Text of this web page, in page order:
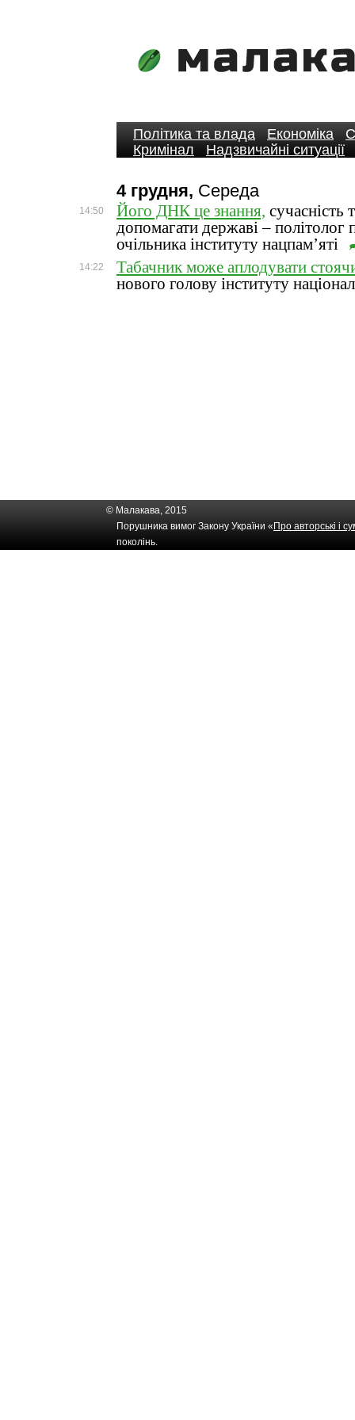
Політика та влада Економіка
Кримінал
Надзвичайні ситуації
4 грудня, Середа
14:50 Його ДНК це знання, сучасність
допомагати державі – політолог
очільника інституту нацпам’яті
14:22
Табачник може аплодувати
нового голову інституту
© Малакава, 2015
Порушника вимог Закону України « Про авторські і
поколінь.